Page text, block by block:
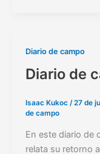
Diario de campo
Diario de
Isaac Kukoc /27 de
de campo
En este diario de
relata su retorno
Diario
campo